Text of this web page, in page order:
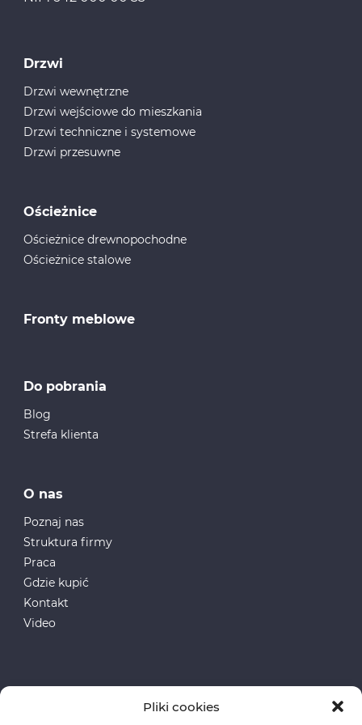
Pliki cookies
Drzwi
Drzwi wewnętrzne
Drzwi wejściowe do mieszkania
Drzwi techniczne i systemowe
Drzwi przesuwne
Ościeżnice
Ościeżnice drewnopochodne
Ościeżnice stalowe
Fronty meblowe
Do pobrania
Blog
Strefa klienta
O nas
Poznaj nas
Struktura firmy
Praca
Gdzie kupić
Kontakt
Video